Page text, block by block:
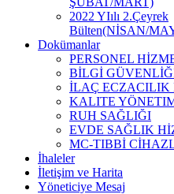
2022 YIılı 2.Çeyrek
Bülten(NİSAN/
Dokümanlar
PERSONEL
BİLGİ
İLAÇ ECZACILIK
KALITE
RUH SAĞLIĞI
EVDE SAĞLIK
MC-TIBBİ
İhaleler
İletişim ve Harita
Yöneticiye Mesaj